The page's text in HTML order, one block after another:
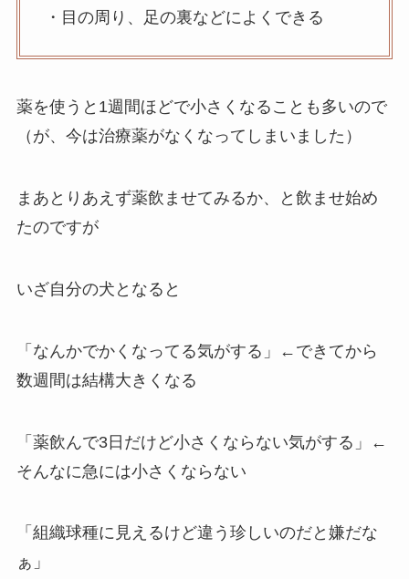
・目の周り、足の裏などによくできる
薬を使うと1週間ほどで小さくなることも多いので
（が、今は治療薬がなくなってしまいました）
まあとりあえず薬飲ませてみるか、と飲ませ始め
たのですが
いざ自分の犬となると
「なんかでかくなってる気がする」←できてから
数週間は結構大きくなる
「薬飲んで3日だけど小さくならない気がする」←
そんなに急には小さくならない
「組織球種に見えるけど違う珍しいのだと嫌だな
ぁ」